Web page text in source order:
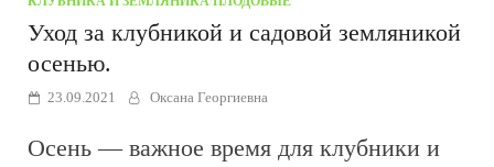
Уход за клубникой и садовой земляникой
осенью.
23.09.2021 Оксана Георгиевна
Осень — важное время для клубники и